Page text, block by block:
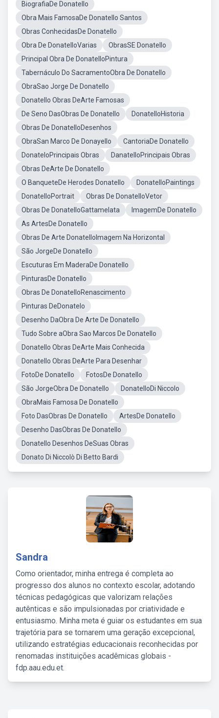
BiografiaDe Donatello
Obra Mais FamosaDe Donatello Santos
Obras ConhecidasDe Donatello
Obra De DonatelloVarias
ObrasSE Donatello
Principal Obra De DonatelloPintura
Tabernáculo Do SacramentoObra De Donatello
ObraSao Jorge De Donatello
Donatello Obras DeArte Famosas
De Seno DasObras De Donatello
DonatelloHistoria
Obras De DonatelloDesenhos
ObraSan Marco De Donayello
CantoriaDe Donatello
DonateloPrincipais Obras
DanatelloPrincipais Obras
Obras DeArte De Donatello
O BanqueteDe Herodes Donatello
DonatelloPaintings
DonatelloPortrait
Obras De DonatelloVetor
Obras De DonatelloGattamelata
ImagemDe Donatello
As ArtesDe Donatello
Obras De Arte DonatelloImagem Na Horizontal
São JorgeDe Donatello
Escuturas Em MaderaDe Donatello
PinturasDe Donatello
Obras De DonatelloRenascimento
Pinturas DeDonatelo
Desenho DaObra De Arte De Donatello
Tudo Sobre aObra Sao Marcos De Donatello
Donatello Obras DeArte Mais Conhecida
Donatello Obras DeArte Para Desenhar
FotoDe Donatello
FotosDe Donatello
São JorgeObra De Donatello
DonatelloDi Niccolo
ObraMais Famosa De Donatello
Foto DasObras De Donatello
ArtesDe Donatello
Desenho DasObras De Donatello
Donatello Desenhos DeSuas Obras
Donato Di Niccolò Di Betto Bardi
Sandra
Como orientador, minha entrega é completa ao
progresso dos alunos no contexto escolar, adotando
técnicas pedagógicas que valorizam relações
autênticas e são impulsionadas por criatividade e
entusiasmo. Minha meta é guiar os estudantes em sua
trajetória para se tornarem uma geração excepcional,
utilizando estratégias educacionais reconhecidas por
renomadas instituições acadêmicas globais -
fdp.aau.edu.et.